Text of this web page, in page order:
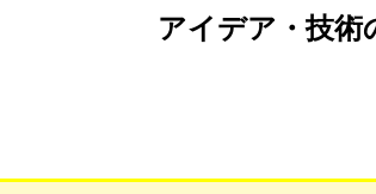
アイデア・技術